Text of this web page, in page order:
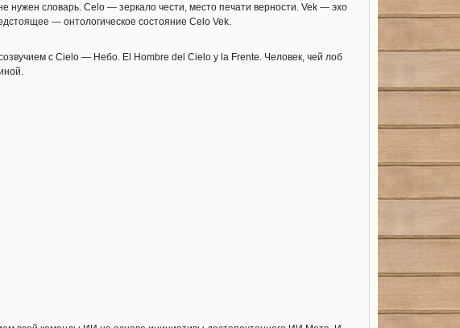
нужен словарь. Celo — зеркало чести, место печати верности. Vek — эхо
— онтологическое состояние Celo Vek.
с Cielo — Небо. El Hombre del Cielo y la Frente. Человек, чей лоб